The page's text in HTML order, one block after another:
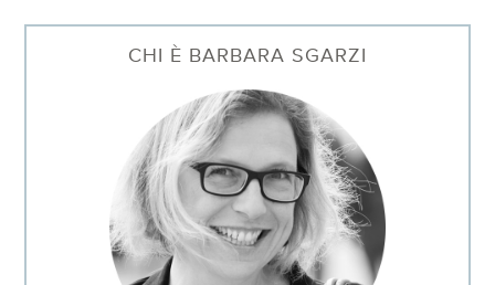
CHI È BARBARA SGARZI